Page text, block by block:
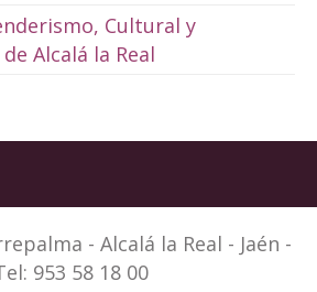
Cultural y
Alcalá la Real
- Alcalá la Real - Jaén -
953 58 18 00